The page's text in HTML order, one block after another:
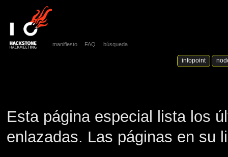
Esta página especial lista los
enlazadas. Las páginas en su
manifiesto FAQ búsqueda
infopoint